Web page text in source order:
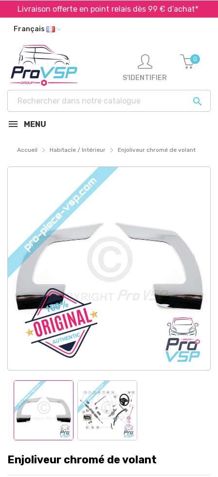
Livraison offerte en point relais dès 99 € d’achat*
Français

S'IDENTIFIER
0
MENU
Accueil Habitacle / Intérieur Enjoliveur chromé de volant
Enjoliveur chromé de volant